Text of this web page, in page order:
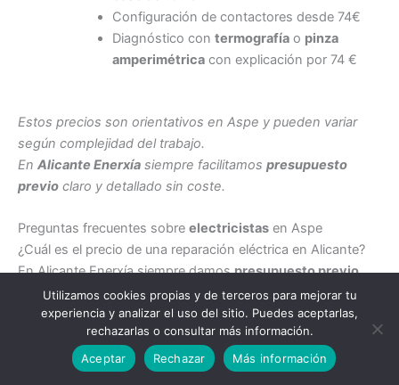
Configuración de contactores desde 74€
Diagnóstico con termografíao pinza
amperimétricacon explicación por 74 €
Estos precios son orientativos en Aspe y pueden variar
según complejidad del trabajo.
En Alicante Enerxía siempre facilitamos presupuesto
previo claro y detallado sin coste.
Preguntas frecuentes sobre electricistas en Aspe
¿Cuál es el precio de una reparación eléctrica en Alicante?
En Alicante Enerxía siempre damospresupuesto previo
detallado. Además explicamos medidas preventivas, para
que el cliente decida informado.
¿Existe atención inmediata en La Coca?
Sí, atendemos 24 h. Nuestros técnicos en Aspe suelen
Utilizamos cookies propias y de terceros para mejorar tu
experiencia y analizar el uso del sitio. Puedes aceptarlas,
rechazarlas o consultar más información.
Aceptar
Rechazar Más información
Llamar a un electricista